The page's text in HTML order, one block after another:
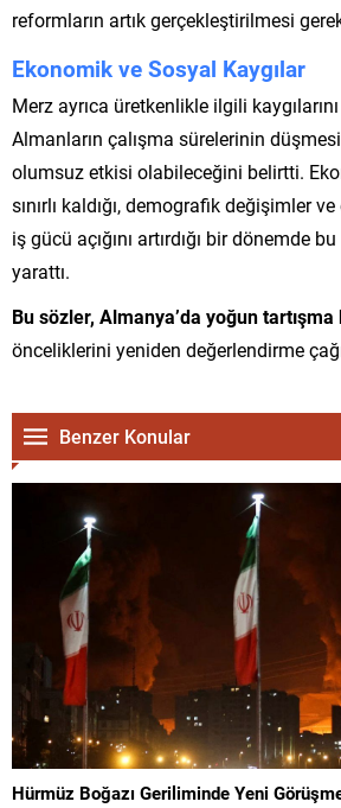
reformların artık gerçekleştirilmesi
Ekonomik ve Sosyal Kaygılar
Merz ayrıca üretkenlikle ilgili
Almanların çalışma sürelerinin
olumsuz etkisi olabileceğini belirtti.
sınırlı kaldığı, demografik değişimler
iş gücü açığını artırdığı bir dönemde
yarattı.
Bu sözler, Almanya’da yoğun tartışma
önceliklerini yeniden değerlendirme
Benzer Konular
Hürmüz Boğazı Geriliminde Yeni